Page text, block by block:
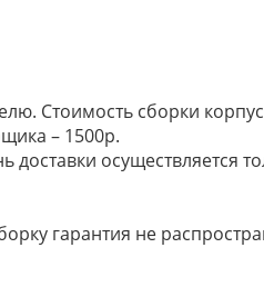
Стоимость сборки
– 1500р.
осуществляется
гарантия не